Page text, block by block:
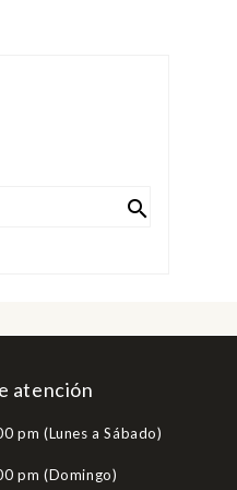

atención
pm (Lunes a Sábado)
pm (Domingo)